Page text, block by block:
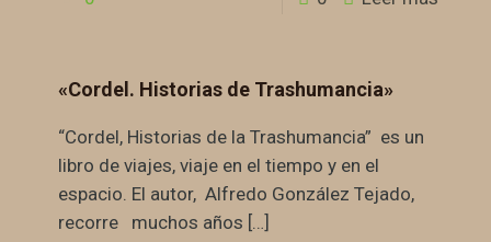
«Cordel. Historias de Trashumancia»
“Cordel, Historias de la Trashumancia” es un
libro de viajes, viaje en el tiempo y en el
espacio. El autor, Alfredo González Tejado,
recorre muchos años […]